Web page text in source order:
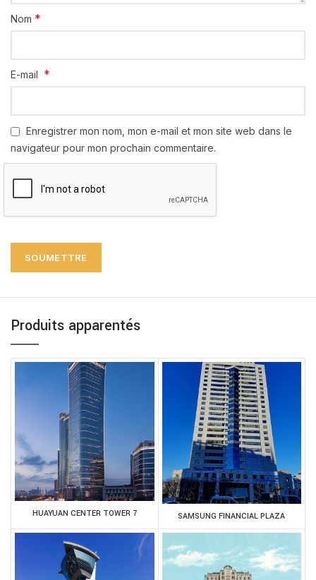
Nom *
E-mail *
Enregistrer mon nom, mon e-mail et mon site web dans le
navigateur pour mon prochain commentaire.
Produits apparentés
HUAYUAN CENTER TOWER 7 SAMSUNG FINANCIAL PLAZA